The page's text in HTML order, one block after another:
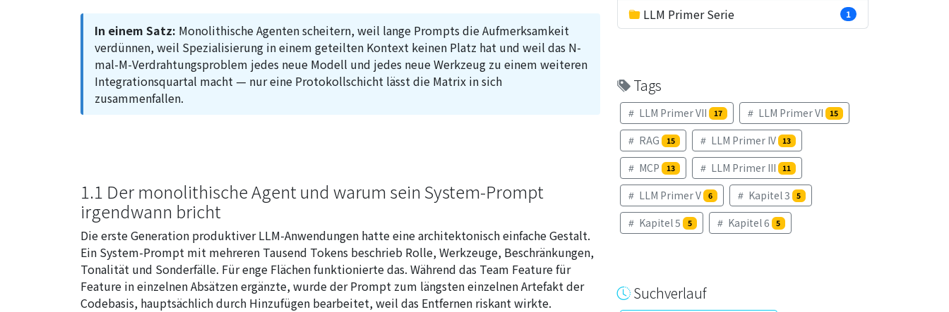
In einem Satz: Monolithische Agenten scheitern, weil lange Prompts die Aufmerksamkeit
verdünnen, weil Spezialisierung in einem geteilten Kontext keinen Platz hat und weil das N-
mal-M-Verdrahtungsproblem jedes neue Modell und jedes neue Werkzeug zu einem weiteren
Integrationsquartal macht — nur eine Protokollschicht lässt die Matrix in sich
zusammenfallen.
1.1 Der monolithische Agent und warum sein System-Prompt
irgendwann bricht
Die erste Generation produktiver LLM-Anwendungen hatte eine architektonisch einfache Gestalt.
Ein System-Prompt mit mehreren Tausend Tokens beschrieb Rolle, Werkzeuge, Beschränkungen,
Tonalität und Sonderfälle. Für enge Flächen funktionierte das. Während das Team Feature für
Feature in einzelnen Absätzen ergänzte, wurde der Prompt zum längsten einzelnen Artefakt der
Codebasis, hauptsächlich durch Hinzufügen bearbeitet, weil das Entfernen riskant wirkte.
LLM Primer Serie 1
Tags
LLM Primer VII 17 LLM Primer VI 15
RAG 15 LLM Primer IV 13
MCP 13 LLM Primer III 11
LLM Primer V 6 Kapitel 3 5
Kapitel 5 5 Kapitel 6 5
Suchverlauf